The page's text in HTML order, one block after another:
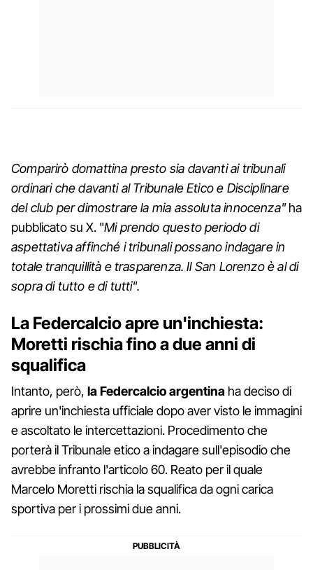
Comparirò domattina presto sia davanti ai tribunali
ordinari che davanti al Tribunale Etico e Disciplinare
del club per dimostrare la mia assoluta innocenza"ha
pubblicato su X. "Mi prendo questo periodo di
aspettativa affinché i tribunali possano indagare in
totale tranquillità e trasparenza. Il San Lorenzo è al di
sopra di tutto e di tutti".
La Federcalcio apre un'inchiesta:
Moretti rischia fino a due anni di
squalifica
Intanto, però, la Federcalcio argentina ha deciso di
aprire un'inchiesta ufficiale dopo aver visto le immagini
e ascoltato le intercettazioni. Procedimento che
porterà il Tribunale etico a indagare sull'episodio che
avrebbe infranto l'articolo 60. Reato per il quale
Marcelo Moretti rischia la squalifica da ogni carica
sportiva per i prossimi due anni.